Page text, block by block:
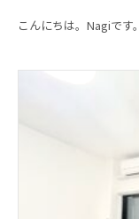
こんにちは。Nagiです